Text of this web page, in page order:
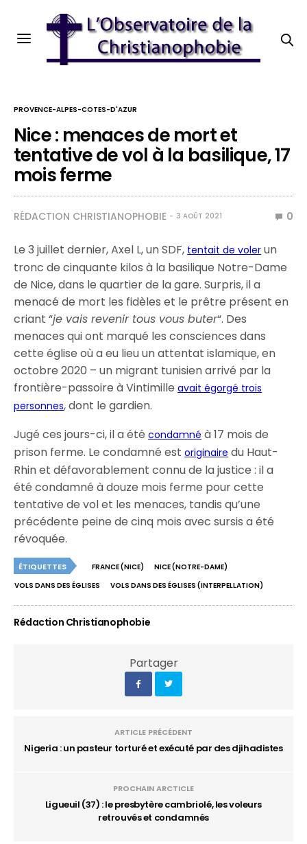
PROVENCE-ALPES-COTES-D'AZUR
Nice : menaces de mort et
tentative de vol à la basilique, 17
mois ferme
RÉDACTION CHRISTIANOPHOBIE 3 AOÛT 2021 0
Le 3 juillet dernier, Axel L, un SDF, tentait de voler un
tronc de cinquante kilos à la basilique Notre-Dame
de Nice, dans le quartier de la gare. Surpris, il a
menacé de mort les fidèles et le prêtre présent en
criant “je vais revenir tous vous buter“. Des
menaces qui ont marqué les consciences dans
cette église où a eu lieu un attentat islamique, en
octobre 2020 – un migrant tunisien arrivé par la
frontière-passoire à Vintimilleavait égorgé trois
personnes, dont le gardien.
Jugé ces jours-ci, il a étécondamné à 17 mois de
prison ferme. Le condamné estoriginaire du Haut-
Rhin et défavorablement connu de la justice : il a
été condamné à douze mois ferme pour cette
tentative de vol et les menaces, tandis qu’une
précédente peine de cinq mois avec sursis a été
révoquée.
ÉTIQUETTES FRANCE (NICE)
NICE (NOTRE-DAME)
VOLS DANS DES ÉGLISES
VOLS DANS DES ÉGLISES (INTERPELLATION)
Rédaction Christianophobie
Partager
ARTICLE PRÉCÉDENT
Nigeria : un pasteur torturé et exécuté par des djihadistes
PROCHAIN ARCTICLE
Ligueuil (37) : le presbytère cambriolé, les voleurs
retrouvés et condamnés